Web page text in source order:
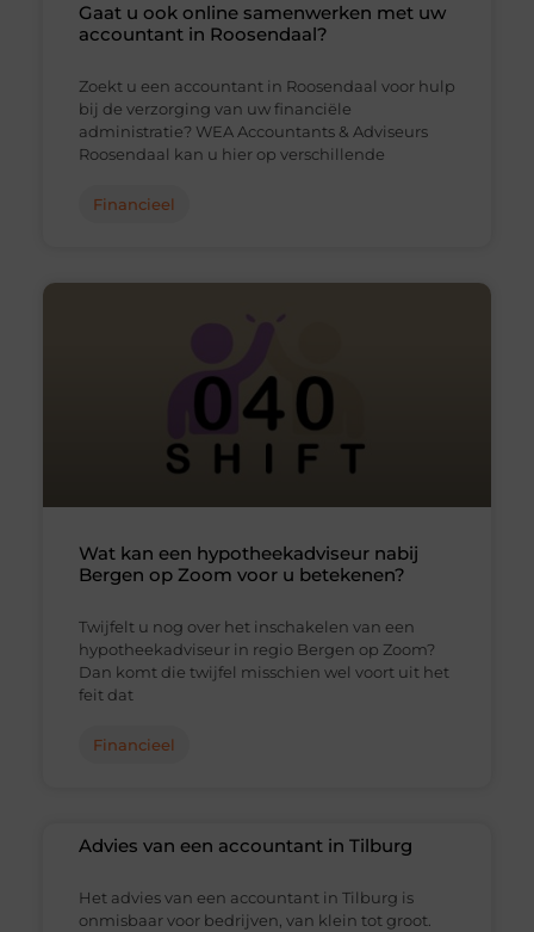
Gaat u ook online samenwerken met uw
accountant in Roosendaal?
Zoekt u een accountant in Roosendaal voor hulp
bij de verzorging van uw financiële
administratie? WEA Accountants & Adviseurs
Roosendaal kan u hier op verschillende
Financieel
Wat kan een hypotheekadviseur nabij
Bergen op Zoom voor u betekenen?
Twijfelt u nog over het inschakelen van een
hypotheekadviseur in regio Bergen op Zoom?
Dan komt die twijfel misschien wel voort uit het
feit dat
Financieel
Advies van een accountant in Tilburg
Het advies van een accountant in Tilburg is
onmisbaar voor bedrijven, van klein tot groot.